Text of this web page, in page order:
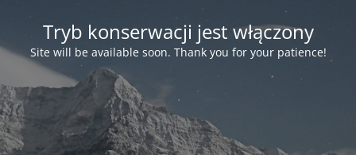
Tryb konserwacji jest włączony
Site will be available soon. Thank you for your patience!